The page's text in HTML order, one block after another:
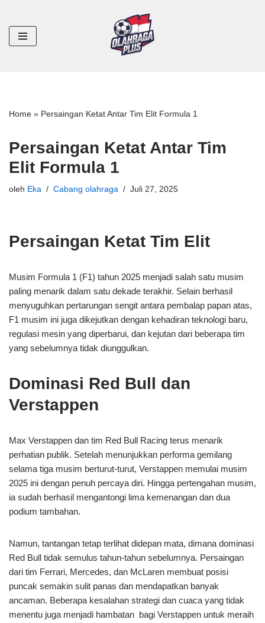
Lompat
ke
Home » Persaingan Ketat Antar Tim Elit Formula 1
Persaingan Ketat Antar Tim
Elit Formula 1
oleh Eka Cabang olahraga Juli 27, 2025
Persaingan Ketat Tim Elit
Musim Formula 1 (F1) tahun 2025 menjadi salah satu musim
paling menarik dalam satu dekade terakhir. Selain berhasil
menyuguhkan pertarungan sengit antara pembalap papan atas,
F1 musim ini juga dikejutkan dengan kehadiran teknologi baru,
regulasi mesin yang diperbarui, dan kejutan dari beberapa tim
yang sebelumnya tidak diunggulkan.
Dominasi Red Bull dan
Verstappen
Max Verstappen dan tim Red Bull Racing terus menarik
perhatian publik. Setelah menunjukkan performa gemilang
selama tiga musim berturut-turut, Verstappen memulai musim
2025 ini dengan penuh percaya diri. Hingga pertengahan musim,
ia sudah berhasil mengantongi lima kemenangan dan dua
podium tambahan.
Namun, tantangan tetap terlihat didepan mata, dimana dominasi
Red Bull tidak semulus tahun-tahun sebelumnya. Persaingan
dari tim Ferrari, Mercedes, dan McLaren membuat posisi
puncak semakin sulit panas dan mendapatkan banyak
ancaman. Beberapa kesalahan strategi dan cuaca yang tidak
menentu juga menjadi hambatan bagi Verstappen untuk meraih